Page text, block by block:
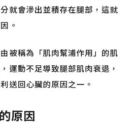
就會滲出並積存在腿部，這就
。
被稱為「肌肉幫浦作用」的肌
運動不足導致腿部肌肉衰退，
送回心臟的原因之一。
原因